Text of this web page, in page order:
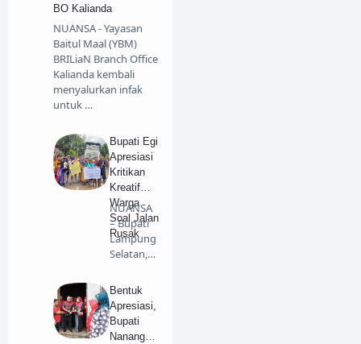
BO Kalianda
NUANSA - Yayasan
Baitul Maal (YBM)
BRILiaN Branch Office
Kalianda kembali
menyalurkan infak
untuk …
Bupati Egi
Apresiasi
Kritikan
Kreatif
Warga
Soal Jalan
Rusak
NUANSA
– Bupati
Lampung
Selatan,
Egi Pra…
Bentuk
Apresiasi,
Bupati
Nanang